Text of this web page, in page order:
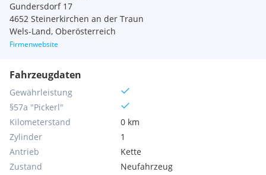
Gundersdorf 17
4652 Steinerkirchen an der Traun
Wels-Land, Oberösterreich
Firmenwebsite
Fahrzeugdaten
Gewährleistung
§57a "Pickerl"
Kilometerstand
0 km
Zylinder
1
Antrieb
Kette
Zustand
Neufahrzeug